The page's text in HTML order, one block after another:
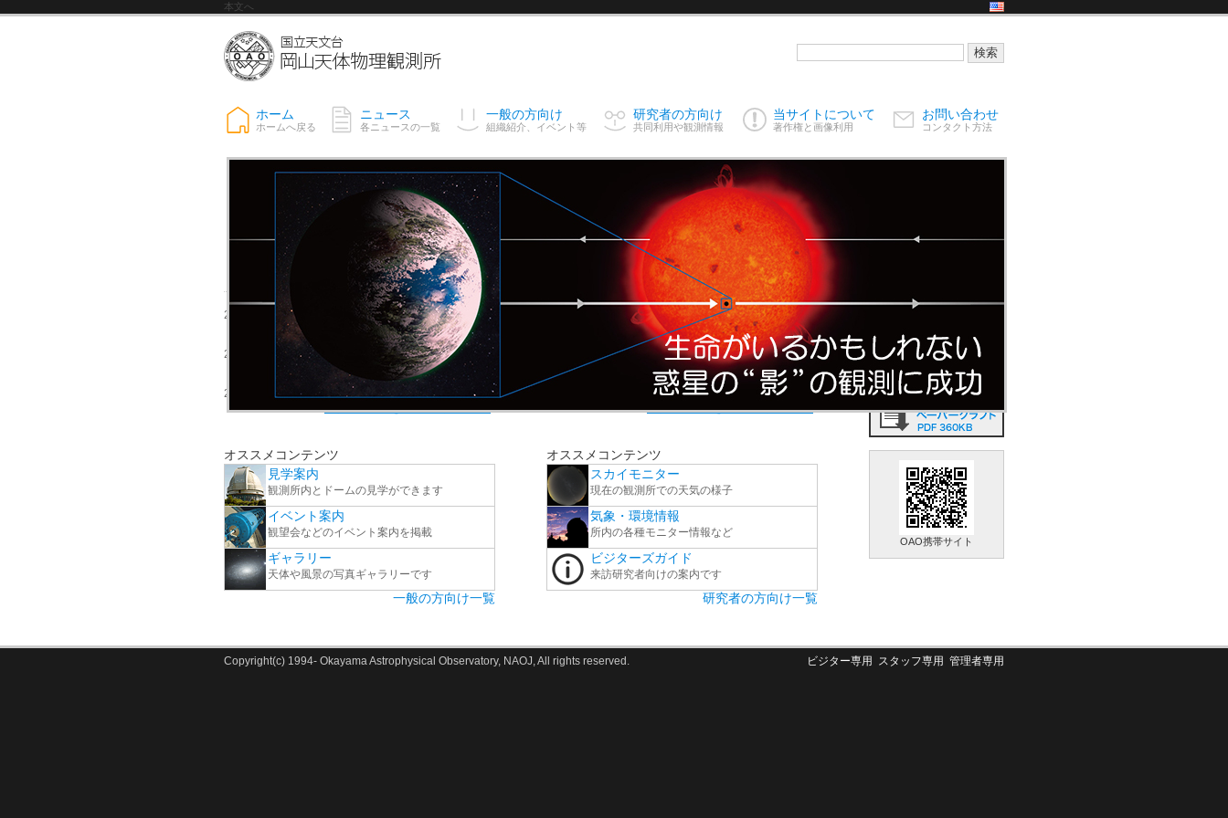
本文へ
ホーム
ホームへ戻る
ニュース
各ニュースの一覧
一般の方向け
組織紹介、イベント等
研究者の方向け
共同利用や観測情報
当サイトについて
著作権と画像利用
お問い合わせ
コンタクト方法
1
>
一般の方向け
2018年03月31日
2018年4月からの公開･質問･
画像利用について
2018年03月27日
特設サイト「岡山天体物理観
測所 全史」を公開
2018年01月04日
岡山天体物理観測所は全国大
学共同利用を完遂しました。
オススメコンテンツ
見学案内
観測所内とドームの見学ができます
イベント案内
観望会などのイベント案内を掲載
ギャラリー
天体や風景の写真ギャラリーです
一般の方向け一覧
研究者の方向け
OAOニューズレターNo.10の
発行について
2018年03月27日
特設サイト「岡山天体物理観
測所 全史」を公開
岡山天体物理観測所は全国大
学共同利用を完遂しました。
オススメコンテンツ
スカイモニター
現在の観測所での天気の様子
気象・環境情報
所内の各種モニター情報など
ビジターズガイド
来訪研究者向けの案内です
研究者の方向け一覧
OAO携帯サイト
ビジター専用 スタッフ専用 管理者専用
Copyright(c) 1994- Okayama Astrophysical Observatory, NAOJ, All rights reserved.